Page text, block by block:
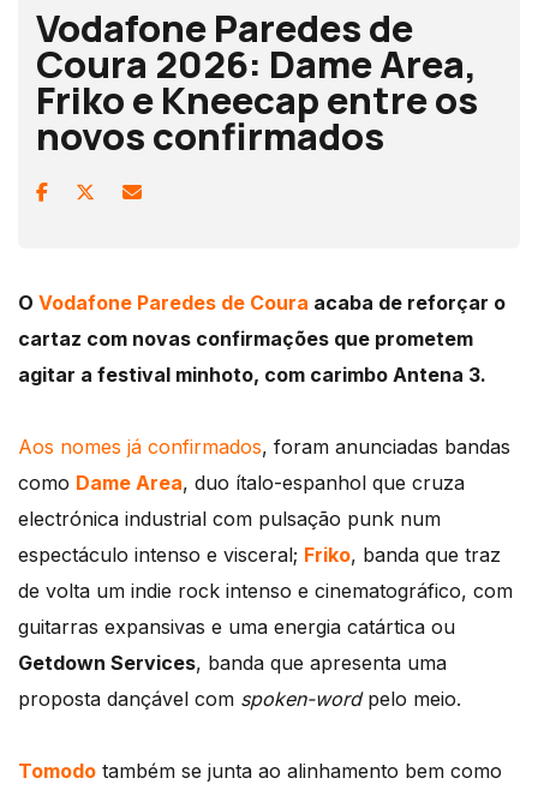
Vodafone Paredes de
Coura 2026: Dame Area,
Friko e Kneecap entre os
novos confirmados
O Vodafone Paredes de Coura acaba de reforçar o
cartaz com novas confirmações que prometem
agitar a festival minhoto, com carimbo Antena 3.
Aos nomes já confirmados, foram anunciadas bandas
como Dame Area, duo ítalo-espanhol que cruza
electrónica industrial com pulsação punk num
espectáculo intenso e visceral; Friko, banda que traz
de volta um indie rock intenso e cinematográfico, com
guitarras expansivas e uma energia catártica ou
Getdown Services, banda que apresenta uma
proposta dançável com spoken-wordpelo meio.
Tomodo também se junta ao alinhamento bem como